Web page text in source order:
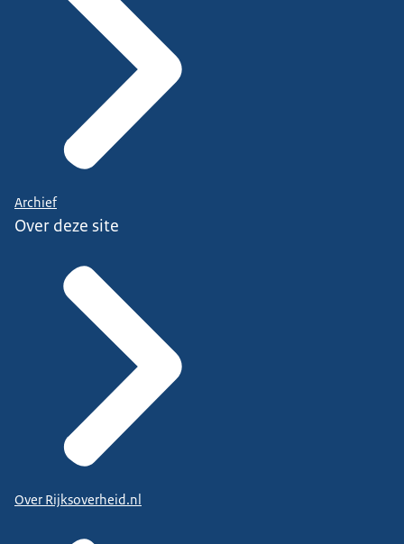
Archief
Over deze site
Over Rijksoverheid.nl